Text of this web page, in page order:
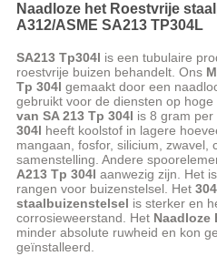
Naadloze het Roestvrije
A312/ASME SA213 TP304L
SA213 Tp304l is een tubulaire
roestvrije buizen behandelt. Ons
Tp 304l gemaakt door een
gebruikt voor de diensten op hoge
van SA 213 Tp 304l is 8 gram per
304l heeft koolstof in lagere
mangaan, fosfor, silicium, zwavel,
samenstelling. Andere
A213 Tp 304l aanwezig zijn. Het
rangen voor buizenstelsel. Het
staalbuizenstelsel is sterker en
corrosieweerstand. Het Naadloze
minder absolute ruwheid en kon
geïnstalleerd.